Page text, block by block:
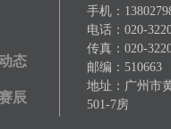
态
辰
手机：
电话：020-
传真：020-
邮编：510663
地址：广州市
501-7房